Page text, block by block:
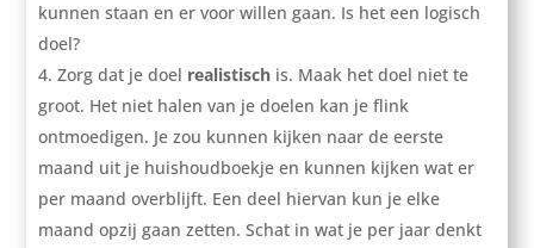
kunnen staan en er voor willen gaan. Is het een logisch
doel?
Zorg dat je doel realistisch is. Maak het doel niet te
groot. Het niet halen van je doelen kan je flink
ontmoedigen. Je zou kunnen kijken naar de eerste
maand uit je huishoudboekje en kunnen kijken wat er
per maand overblijft. Een deel hiervan kun je elke
maand opzij gaan zetten. Schat in wat je per jaar denkt